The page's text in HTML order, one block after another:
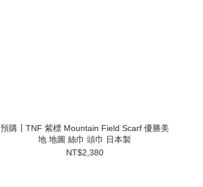
預購┃TNF 紫標 Mountain Field Scarf 優勝美
地 地圖 絲巾 頭巾 日本製
NT$2,380